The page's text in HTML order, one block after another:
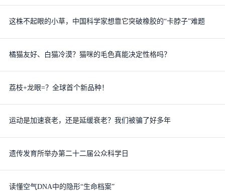
这株不起眼的小草，中国科学家想靠它突破橡胶的“卡脖子”难题
橘猫友好、白猫冷漠？猫咪的毛色真能决定性格吗？
荔枝+龙眼=？全球首个新品种！
运动是加速衰老，还是延缓衰老？我们被骗了好多年
遗传发育所举办第二十二届公众科学日
读懂空气DNA中的隐形“生命档案”